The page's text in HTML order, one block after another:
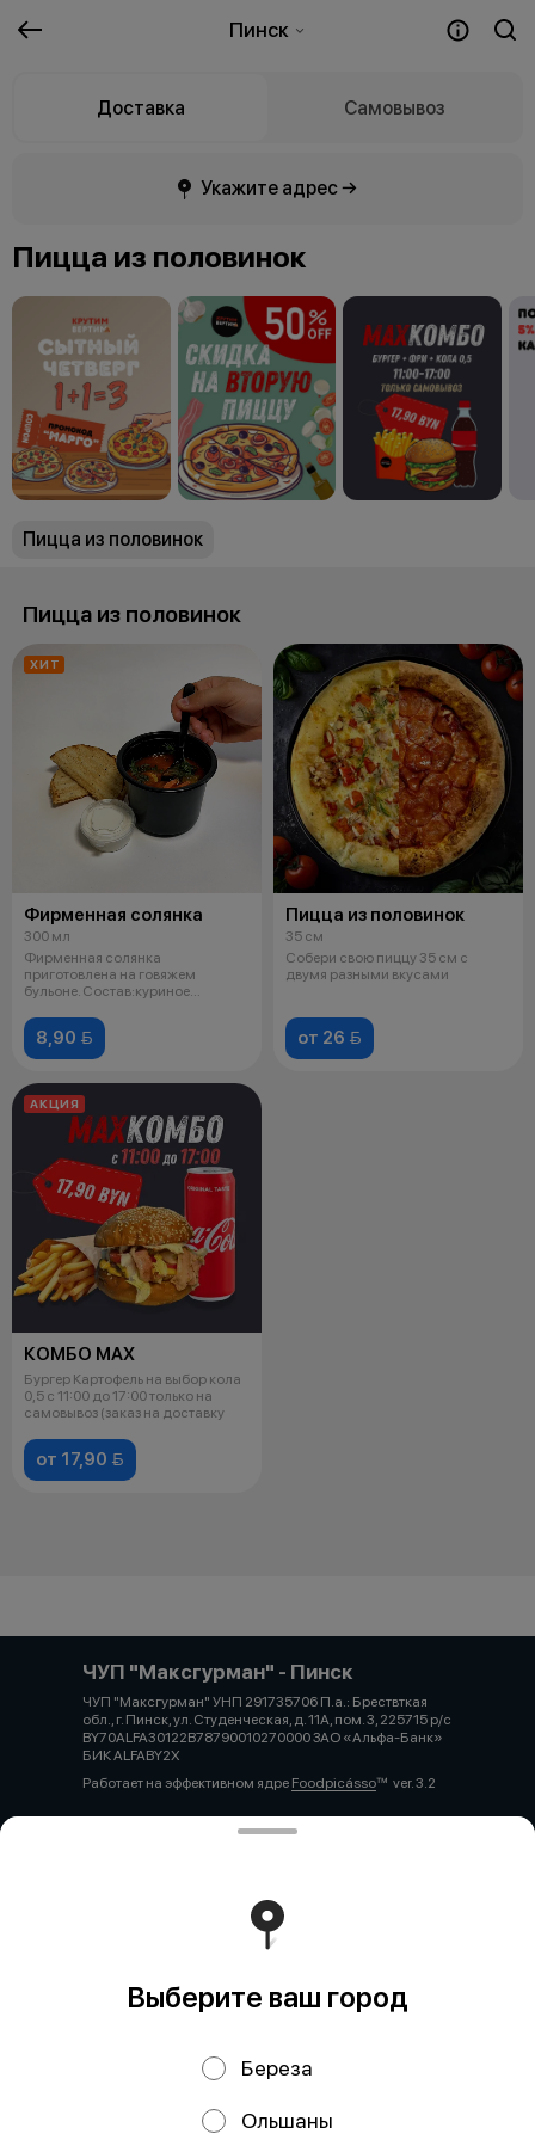
Пинск
Доставка Самовывоз
Укажите адрес →
Пицца из половинок
Пицца из половинок
Пицца из половинок
ХИТ
Фирменная солянка
300 мл
Фирменная солянка
приготовлена на говяжем
бульоне. Состав:куриное
8,90 
Пицца из половинок
35 см
Собери свою пиццу 35 см с
двумя разными вкусами
от 26 
АКЦИЯ
КОМБО MAX
Бургер Картофель на выбор кола
0,5 с 11:00 до 17:00 только на
самовывоз (заказ на доставку
от 17,90 
ЧУП "Максгурман" - Пинск
ЧУП "Максгурман" УНП 291735706 П.а.: Брествткая
обл., г. Пинск, ул. Студенческая, д. 11А, пом. 3, 225715 р/с
BY70ALFA30122B78790010270000 ЗАО «Альфа-Банк»
БИК ALFABY2X
Работает на эффективном ядре Foodpicássover. 3.2
Политика конфиденциальности
Публичная оферта
Выберите ваш город
Береза
Ольшаны